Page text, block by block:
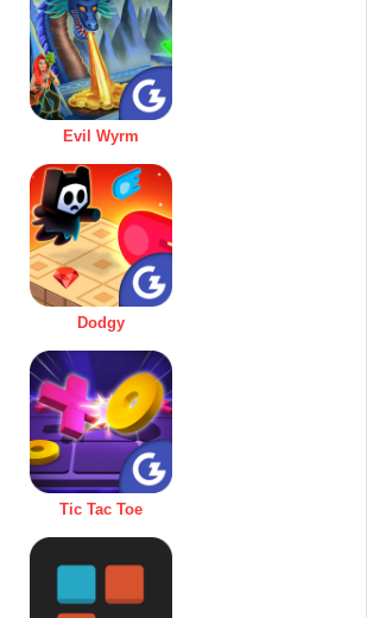
Evil Wyrm
Dodgy
Tic Tac Toe